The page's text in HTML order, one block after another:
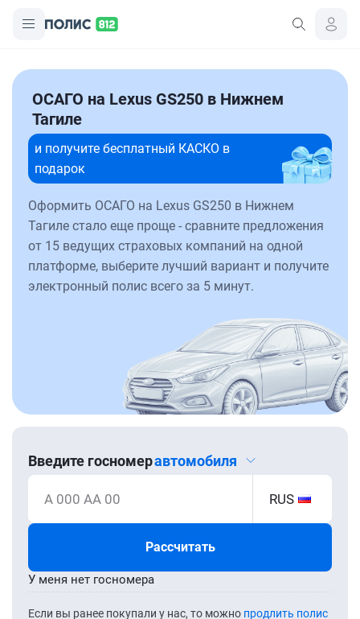
ОСАГО на Lexus GS250 в Нижнем
Тагиле
и получите бесплатный КАСКО в
подарок
Оформить ОСАГО на Lexus GS250 в Нижнем
Тагиле стало еще проще - сравните предложения
от 15 ведущих страховых компаний на одной
платформе, выберите лучший вариант и получите
электронный полис всего за 5 минут.
Введите госномеравтомобиля
А 000 АА 00 RUS
Рассчитать
Если вы ранее покупали у нас, то можно продлить полис
У меня нет госномера